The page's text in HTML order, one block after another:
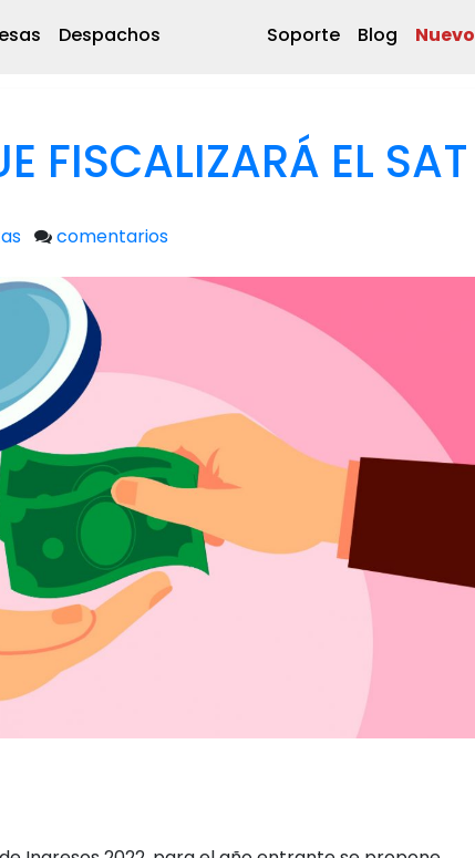
Despachos Soporte Blog Nuevo
FISCALIZARÁ EL SAT
comentarios